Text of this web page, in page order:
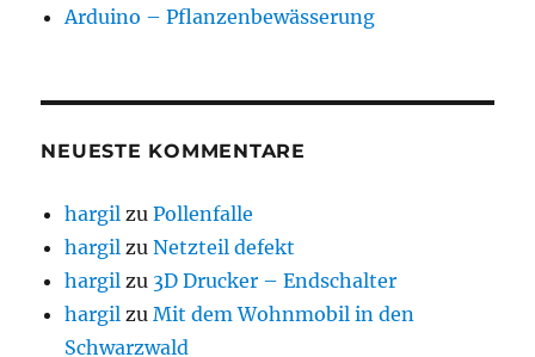
Arduino – Pflanzenbewässerung
NEUESTE KOMMENTARE
hargil zuPollenfalle
hargil zuNetzteil defekt
hargil zu 3D Drucker – Endschalter
hargil zuMit dem Wohnmobil in den
Schwarzwald